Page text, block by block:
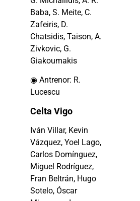
Baba, S. Meite, C.
Zafeiris, D.
Chatsidis, Taison, A.
Zivkovic, G.
Giakoumakis
◉ Antrenor: R.
Lucescu
Celta Vigo
Iván Villar, Kevin
Vázquez, Yoel Lago,
Carlos Domínguez,
Miguel Rodríguez,
Fran Beltrán, Hugo
Sotelo, Óscar